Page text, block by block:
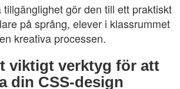
gör den till ett praktiskt
på språng, elever i klassrummet
kreativa processen.
viktigt verktyg för att
din CSS-design